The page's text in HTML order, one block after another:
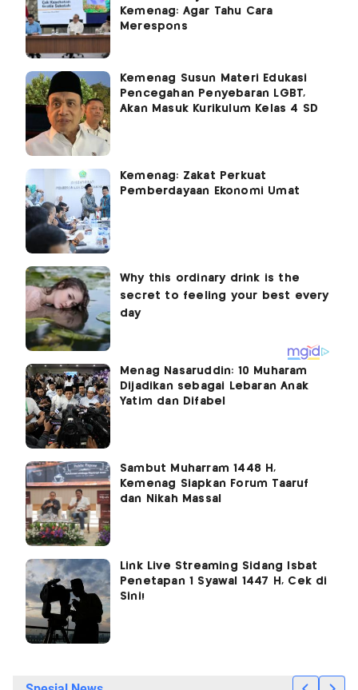
Kemenag: Agar Tahu Cara
Merespons
Kemenag Susun Materi Edukasi
Pencegahan Penyebaran LGBT,
Akan Masuk Kurikulum Kelas 4 SD
Kemenag: Zakat Perkuat
Pemberdayaan Ekonomi Umat
Menag Nasaruddin: 10 Muharam
Dijadikan sebagai Lebaran Anak
Yatim dan Difabel
Sambut Muharram 1448 H,
Kemenag Siapkan Forum Taaruf
dan Nikah Massal
Link Live Streaming Sidang Isbat
Penetapan 1 Syawal 1447 H, Cek di
Sini!